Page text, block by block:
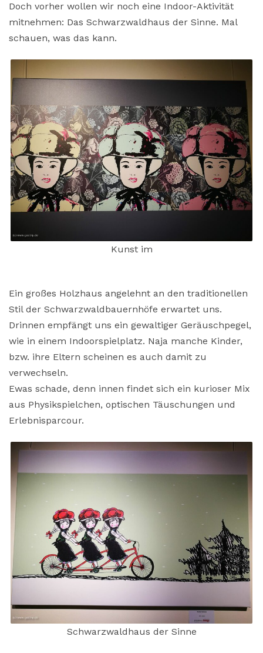
Doch vorher wollen wir noch eine Indoor-Aktivität
mitnehmen: Das Schwarzwaldhaus der Sinne. Mal
schauen, was das kann.
Kunst im
Ein großes Holzhaus angelehnt an den traditionellen
Stil der Schwarzwaldbauernhöfe erwartet uns.
Drinnen empfängt uns ein gewaltiger Geräuschpegel,
wie in einem Indoorspielplatz. Naja manche Kinder,
bzw. ihre Eltern scheinen es auch damit zu
verwechseln.
Ewas schade, denn innen findet sich ein kurioser Mix
aus Physikspielchen, optischen Täuschungen und
Erlebnisparcour.
Schwarzwaldhaus der Sinne